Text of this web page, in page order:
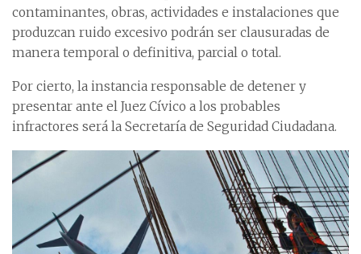
contaminantes, obras, actividades e instalaciones que
produzcan ruido excesivo podrán ser clausuradas de
manera temporal o definitiva, parcial o total.
Por cierto, la instancia responsable de detener y
presentar ante el Juez Cívico a los probables
infractores será la Secretaría de Seguridad Ciudadana.